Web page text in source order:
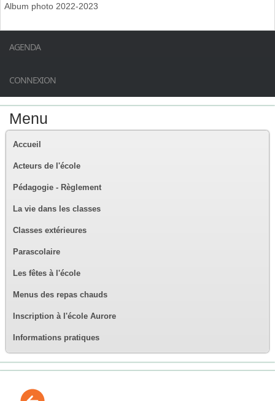
Album photo 2022-2023
AGENDA
CONNEXION
Menu
Accueil
Acteurs de l'école
Pédagogie - Règlement
La vie dans les classes
Classes extérieures
Parascolaire
Les fêtes à l'école
Menus des repas chauds
Inscription à l'école Aurore
Informations pratiques